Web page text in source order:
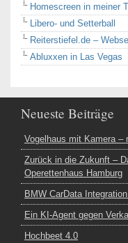
Homescreen in meiner
Libero- und Setterball
Reiterstiefel.de –
Abluxxen in Las Vegas
Neueste Beiträge
Vogelhaus mit Kamera –
Zurück in die Zukunft –
Operettenhaus Hamburg
BMW CarData
Ein KI-Agent gegen
Hochbeet 4.0